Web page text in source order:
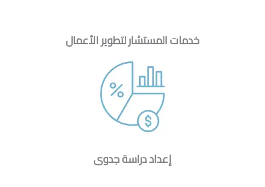
خدمات المستشار لتطوير الأعمال
إعداد دراسة جدوى